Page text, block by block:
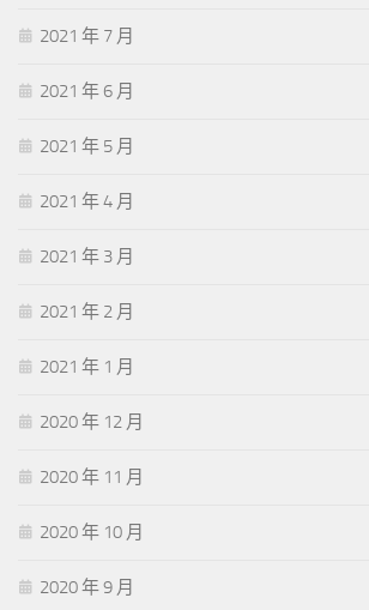
2021 年 7 月
2021 年 6 月
2021 年 5 月
2021 年 4 月
2021 年 3 月
2021 年 2 月
2021 年 1 月
2020 年 12 月
2020 年 11 月
2020 年 10 月
2020 年 9 月